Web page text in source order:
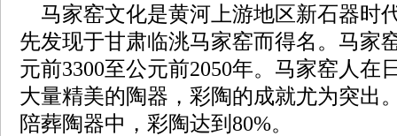
马家窑文化是黄河上游地区新石器时
先发现于甘肃临洮马家窑而得名。马家
元前3300至公元前2050年。马家窑人在
大量精美的陶器，彩陶的成就尤为突出
陪葬陶器中，彩陶达到80%。